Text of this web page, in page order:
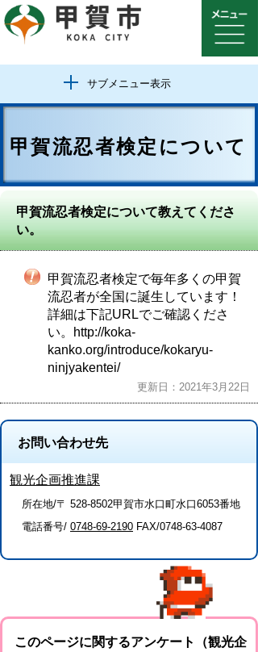
サブメニュー表示
甲賀流忍者検定について
甲賀流忍者検定について教えてくださ
い。
甲賀流忍者検定で毎年多くの甲賀
流忍者が全国に誕生しています！
詳細は下記URLでご確認くださ
い。http://koka-
kanko.org/introduce/kokaryu-
ninjyakentei/
更新日：2021年3月22日
お問い合わせ先
観光企画推進課
所在地/〒 528-8502甲賀市水口町水口6053番地
電話番号/ 0748-69-2190 FAX/0748-63-4087
このページに関するアンケート（観光企